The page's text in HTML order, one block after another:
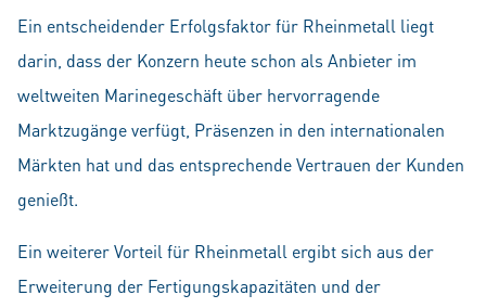
Ein entscheidender Erfolgsfaktor für Rheinmetall liegt
darin, dass der Konzern heute schon als Anbieter im
weltweiten Marinegeschäft über hervorragende
Marktzugänge verfügt, Präsenzen in den internationalen
Märkten hat und das entsprechende Vertrauen der Kunden
genießt.
Ein weiterer Vorteil für Rheinmetall ergibt sich aus der
Erweiterung der Fertigungskapazitäten und der